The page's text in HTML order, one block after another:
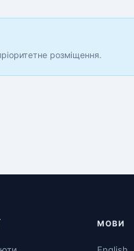
розміщення.
МОВИ